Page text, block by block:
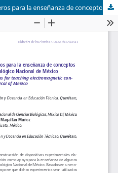
Diseños experimentales caseros para la enseñanza de conceptos electromagnéticos en el Tecnológico Nacional de México